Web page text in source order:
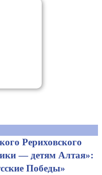
Рериховского
— детям Алтая»:
Победы»